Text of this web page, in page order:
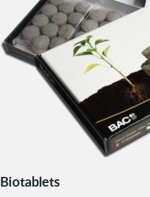
Biotablets